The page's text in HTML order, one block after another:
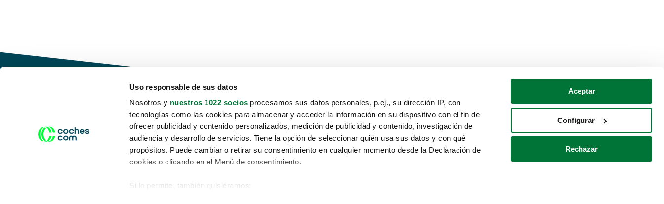
Uso responsable de sus datos
Nosotros y nuestros 1022 socios procesamos sus datos personales, p.ej., su dirección IP, con
tecnologías como las cookies para almacenar y acceder la información en su dispositivo con el fin de
ofrecer publicidad y contenido personalizados, medición de publicidad y contenido, investigación de
audiencia y desarrollo de servicios. Tiene la opción de seleccionar quién usa sus datos y con qué
propósitos. Puede cambiar o retirar su consentimiento en cualquier momento desde la Declaración de
cookies o clicando en el Menú de consentimiento.
Si lo permite, también quisiéramos:
Aceptar
Configurar
Rechazar
Conduce tu futuro,
desata tu movilidad